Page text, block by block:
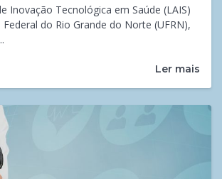
Inovação Tecnológica em Saúde (LAIS)
Federal do Rio Grande do Norte (UFRN),
Ler mais